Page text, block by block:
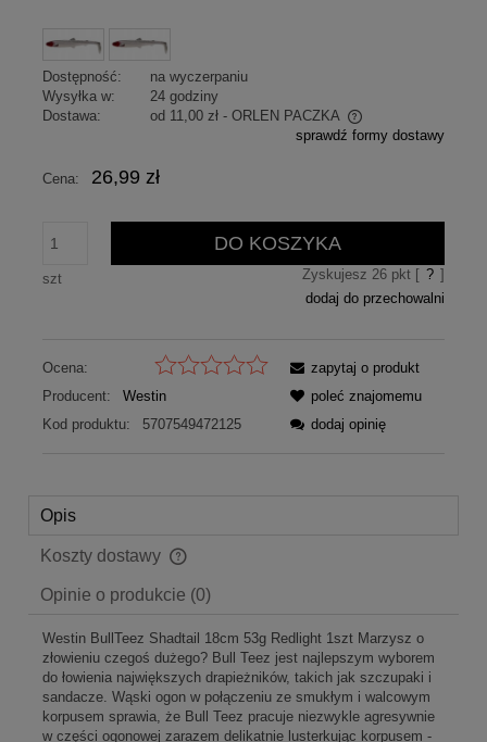
Dostępność:
na wyczerpaniu
Wysyłka w:
24 godziny
Dostawa:
od 11,00 zł - ORLEN PACZKA
Cena nie zawiera ewentualnych kosztów płatności
sprawdź formy dostawy
Cena: 26,99 zł
szt
DO KOSZYKA
Zyskujesz 26pkt [ ? ]
dodaj do przechowalni
Ocena:
Producent:
Westin
Kod produktu:
5707549472125
zapytaj o produkt
poleć znajomemu
dodaj opinię
Opis
Koszty dostawy
Cena nie zawiera ewentualnych kosztów płatności
Opinie o produkcie (0)
Westin BullTeez Shadtail 18cm 53g Redlight 1szt Marzysz o
złowieniu czegoś dużego? Bull Teez jest najlepszym wyborem
do łowienia największych drapieżników, takich jak szczupaki i
sandacze. Wąski ogon w połączeniu ze smukłym i walcowym
korpusem sprawia, że Bull Teez pracuje niezwykle agresywnie
w części ogonowej zarazem delikatnie lusterkując korpusem -